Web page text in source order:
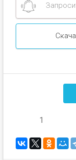
1